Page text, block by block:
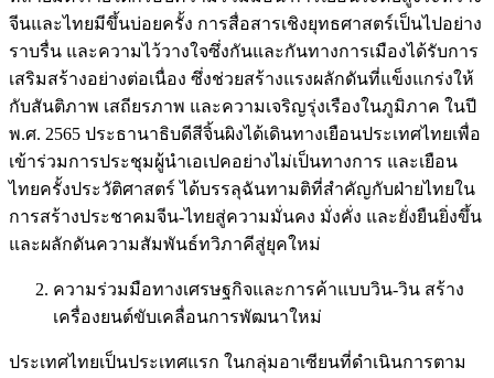
จีนและไทยมีขึ้นบ่อยครั้ง การสื่อสารเชิงยุทธศาสตร์เป็นไปอย่าง
ราบรื่น และความไว้วางใจซึ่งกันและกันทางการเมืองได้รับการ
เสริมสร้างอย่างต่อเนื่อง ซึ่งช่วยสร้างแรงผลักดันที่แข็งแกร่งให้
กับสันติภาพ เสถียรภาพ และความเจริญรุ่งเรืองในภูมิภาค ในปี
พ.ศ. 2565 ประธานาธิบดีสีจิ้นผิงได้เดินทางเยือนประเทศไทยเพื่อ
เข้าร่วมการประชุมผู้นำเอเปคอย่างไม่เป็นทางการ และเยือน
ไทยครั้งประวัติศาสตร์ ได้บรรลุฉันทามติที่สำคัญกับฝ่ายไทยใน
การสร้างประชาคมจีน-ไทยสู่ความมั่นคง มั่งคั่ง และยั่งยืนยิ่งขึ้น
และผลักดันความสัมพันธ์ทวิภาคีสู่ยุคใหม่
ความร่วมมือทางเศรษฐกิจและการค้าแบบวิน-วิน สร้าง
เครื่องยนต์ขับเคลื่อนการพัฒนาใหม่
ประเทศไทยเป็นประเทศแรก ในกลุ่มอาเซียนที่ดำเนินการตาม